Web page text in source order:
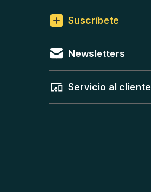
Suscríbete
Newsletters
Servicio al cliente